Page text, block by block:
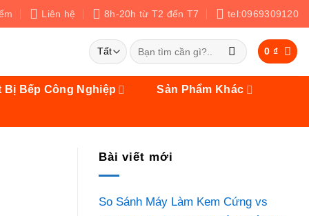
Liên hệ 8h-20h từ T2 đến T7 tel:0969309120
Tìm
kiếm:
0₫
Bị Bếp Công Nghiệp
Sản Phẩm Khác
Bài viết mới
So Sánh Máy Làm Kem Cứng vs